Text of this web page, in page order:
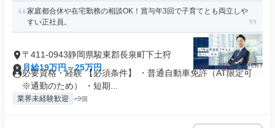
家庭都合休や在宅勤務の相談OK！賞与年3回で子育てとも両立しや
すい正社員。
〒411-0943静岡県駿東郡長泉町下土狩
月給19万円～25万円
必要資格・経験 【必須条件】 ・普通自動車免許（AT限定可
※通勤のため） ・短期...
業界未経験歓迎 +9個